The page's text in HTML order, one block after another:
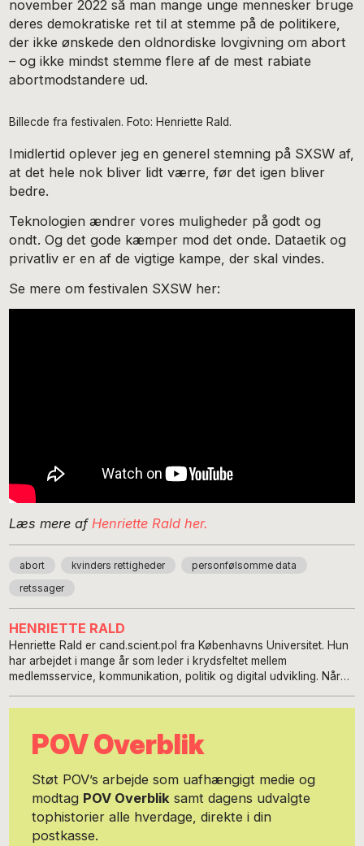
november 2022 så man mange unge mennesker bruge
deres demokratiske ret til at stemme på de politikere,
der ikke ønskede den oldnordiske lovgivning om abort
– og ikke mindst stemme flere af de mest rabiate
abortmodstandere ud.
Billecde fra festivalen. Foto: Henriette Rald.
Imidlertid oplever jeg en generel stemning på SXSW af,
at det hele nok bliver lidt værre, før det igen bliver
bedre.
Teknologien ændrer vores muligheder på godt og
ondt. Og det gode kæmper mod det onde. Dataetik og
privatliv er en af de vigtige kampe, der skal vindes.
Se mere om festivalen SXSW her:
Læs mere afHenriette Rald her.
abort kvinders rettigheder personfølsomme data
retssager
HENRIETTE RALD
Henriette Rald er cand.scient.pol fra Københavns Universitet. Hun
har arbejdet i mange år som leder i krydsfeltet mellem
medlemsservice, kommunikation, politik og digital udvikling. Når
sker som regel i ferierne eller i stille perioder. Hun var
menneskealder siden, og har også skrevet til fagblade og aviser
gennem årene. Henriette er gift med Lars Kaspersen. De har to
en gal racercykel og elsker sommerhuset på Møn. I 2018
etablerede Henriette egen virksomhed Rald & Co og rådgiver i
dag om strategisk kommunikation. Du kan skrive til hende på
hrald7@gmail.com
POV Overblik
Støt POV’s arbejde som uafhængigt medie og
modtag POV Overblik samt dagens udvalgte
tophistorier alle hverdage, direkte i din
postkasse.